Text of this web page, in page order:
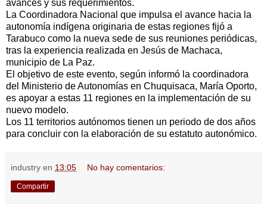
avances y sus requerimientos.
La Coordinadora Nacional que impulsa el avance hacia la
autonomía indígena originaria de estas regiones fijó a
Tarabuco como la nueva sede de sus reuniones periódicas,
tras la experiencia realizada en Jesús de Machaca,
municipio de La Paz.
El objetivo de este evento, según informó la coordinadora
del Ministerio de Autonomías en Chuquisaca, María Oporto,
es apoyar a estas 11 regiones en la implementación de su
nuevo modelo.
Los 11 territorios autónomos tienen un periodo de dos años
para concluir con la elaboración de su estatuto autonómico.
industry en 13:05 No hay comentarios:
Compartir